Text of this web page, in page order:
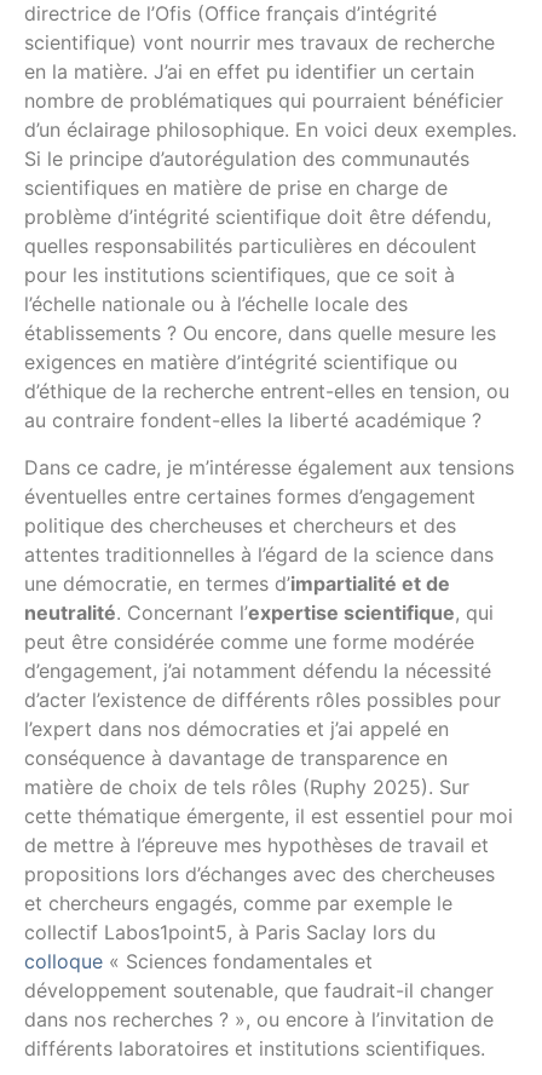
directrice de l’Ofis (Office français d’intégrité
scientifique) vont nourrir mes travaux de recherche
en la matière. J’ai en effet pu identifier un certain
nombre de problématiques qui pourraient bénéficier
d’un éclairage philosophique. En voici deux exemples.
Si le principe d’autorégulation des communautés
scientifiques en matière de prise en charge de
problème d’intégrité scientifique doit être défendu,
quelles responsabilités particulières en découlent
pour les institutions scientifiques, que ce soit à
l’échelle nationale ou à l’échelle locale des
établissements ? Ou encore, dans quelle mesure les
exigences en matière d’intégrité scientifique ou
d’éthique de la recherche entrent-elles en tension, ou
au contraire fondent-elles la liberté académique ?
Dans ce cadre, je m’intéresse également aux tensions
éventuelles entre certaines formes d’engagement
politique des chercheuses et chercheurs et des
attentes traditionnelles à l’égard de la science dans
une démocratie, en termes d’impartialité et de
neutralité. Concernant l’expertise scientifique, qui
peut être considérée comme une forme modérée
d’engagement, j’ai notamment défendu la nécessité
d’acter l’existence de différents rôles possibles pour
l’expert dans nos démocraties et j’ai appelé en
conséquence à davantage de transparence en
matière de choix de tels rôles (Ruphy 2025). Sur
cette thématique émergente, il est essentiel pour moi
de mettre à l’épreuve mes hypothèses de travail et
propositions lors d’échanges avec des chercheuses
et chercheurs engagés, comme par exemple le
collectif Labos1point5, à Paris Saclay lors du
colloque « Sciences fondamentales et
développement soutenable, que faudrait-il changer
dans nos recherches ? », ou encore à l’invitation de
différents laboratoires et institutions scientifiques.